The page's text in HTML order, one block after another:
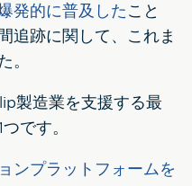
発的に普及したこと
追跡に関して、これま
。
製造業を支援する最
です。
ンプラットフォームを